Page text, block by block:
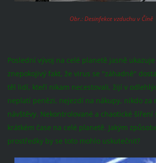
Obr.: Desinfekce vzduchu v Číně
Poslední vývoj na celé planetě jasně
znepokojivý fakt, že virus se "záhadně"
těl lidí, kteří nikam necestovali, žijí v
neplatí penězi, nejezdí na nákupy, nikdo za
návštěvy. Nekontrolované a chaotické šíření
krátkém čase na celé planetě. Jakým
prostředky by se toto mohlo uskutečnit?